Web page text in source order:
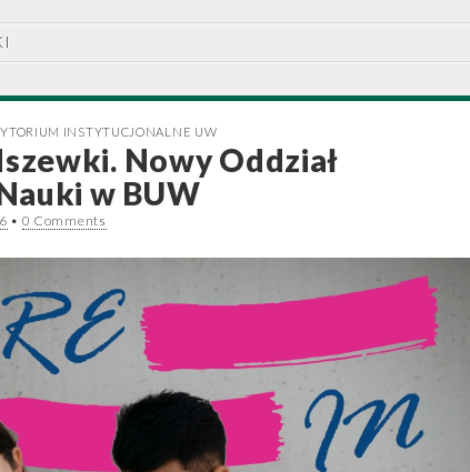
INSTYTUCJONALNE UW
Nowy Oddział
w BUW
• 0 Comments